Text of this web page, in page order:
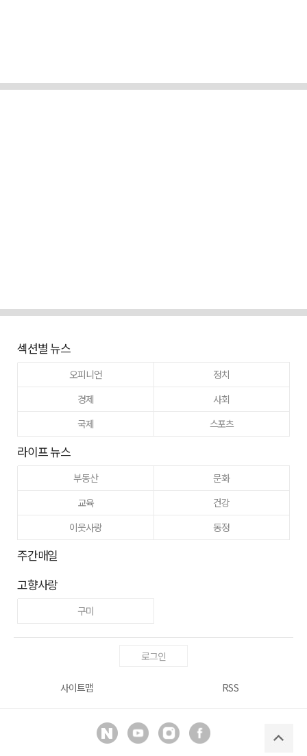
섹션별 뉴스
오피니언
정치
경제
사회
국제
스포츠
라이프 뉴스
부동산
문화
교육
건강
이웃사랑
동정
주간매일
고향사랑
구미
로그인
사이트맵 RSS